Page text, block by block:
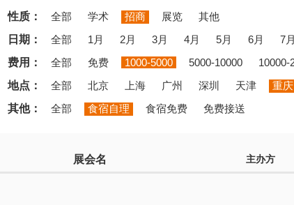
性质：
全部 学术 招商 展览
其他
日期：
全部 1月 2月 3月 4月 5月 6月 7月
费用：
全部 免费 1000-5000 5000-10000 10000-
地点：
全部 北京 上海 广州 深圳 天津 重庆
其他：
全部 食宿自理 食宿免费 免费接送
展会名 主办方